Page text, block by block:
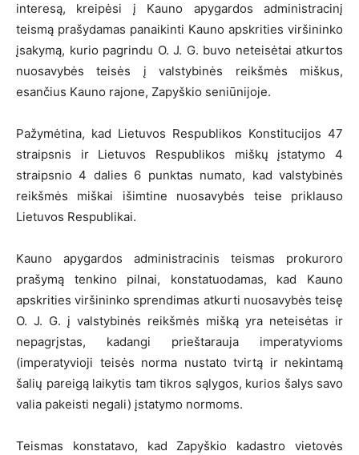
interesą, kreipėsi į Kauno apygardos administracinį
teismą prašydamas panaikinti Kauno apskrities viršininko
įsakymą, kurio pagrindu O. J. G. buvo neteisėtai atkurtos
nuosavybės teisės į valstybinės reikšmės miškus,
esančius Kauno rajone, Zapyškio seniūnijoje.
Pažymėtina, kad Lietuvos Respublikos Konstitucijos 47
straipsnis ir Lietuvos Respublikos miškų įstatymo 4
straipsnio 4 dalies 6 punktas numato, kad valstybinės
reikšmės miškai išimtine nuosavybės teise priklauso
Lietuvos Respublikai.
Kauno apygardos administracinis teismas prokuroro
prašymą tenkino pilnai, konstatuodamas, kad Kauno
apskrities viršininko sprendimas atkurti nuosavybės teisę
O. J. G. į valstybinės reikšmės mišką yra neteisėtas ir
nepagrįstas, kadangi prieštarauja imperatyvioms
(imperatyvioji teisės norma nustato tvirtą ir nekintamą
šalių pareigą laikytis tam tikros sąlygos, kurios šalys savo
valia pakeisti negali) įstatymo normoms.
Teismas konstatavo, kad Zapyškio kadastro vietovės